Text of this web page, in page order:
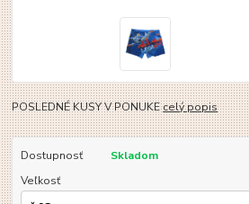
POSLEDNÉ KUSY V PONUKEcelý popis
Dostupnosť
Skladom
Veľkosť